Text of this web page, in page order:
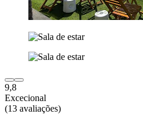
9,8
Excecional
(13 avaliações)